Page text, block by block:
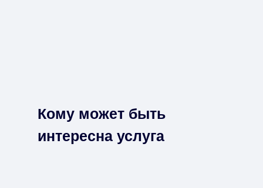
Кому может быть
интересна услуга